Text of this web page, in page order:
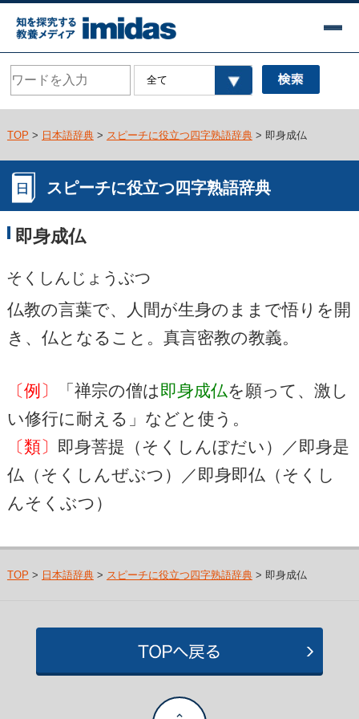
TOP > 日本語辞典> スピーチに役立つ四字熟語辞典> 即身成仏
スピーチに役立つ四字熟語辞典
即身成仏
そくしんじょうぶつ
仏教の言葉で、人間が生身のままで悟りを開
き、仏となること。真言密教の教義。
〔例〕 「禅宗の僧は即身成仏を願って、激し
い修行に耐える」などと使う。
〔類〕 即身菩提（そくしんぼだい）／即身是
仏（そくしんぜぶつ）／即身即仏（そくし
んそくぶつ）
TOP > 日本語辞典> スピーチに役立つ四字熟語辞典> 即身成仏